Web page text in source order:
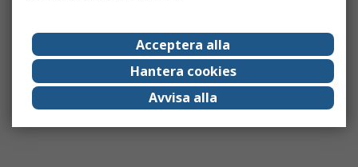
Acceptera alla
Hantera cookies
Avvisa alla